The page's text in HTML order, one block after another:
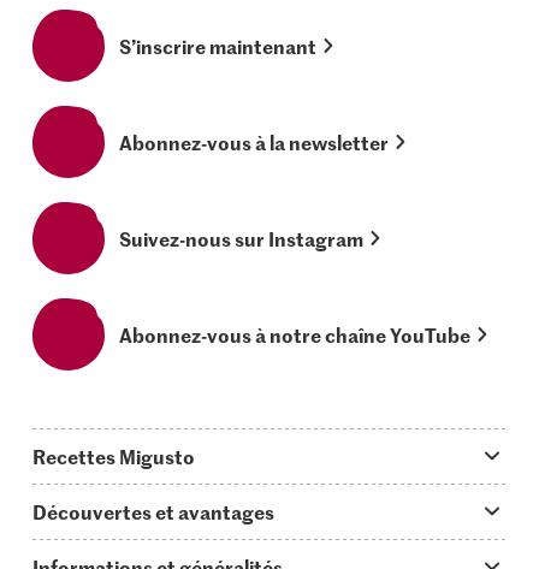
S’inscrire maintenant
Abonnez-vous à la newsletter
Suivez-nous sur Instagram
Abonnez-vous à notre chaîne YouTube
Recettes Migusto
Idées de menus
Découvertes et avantages